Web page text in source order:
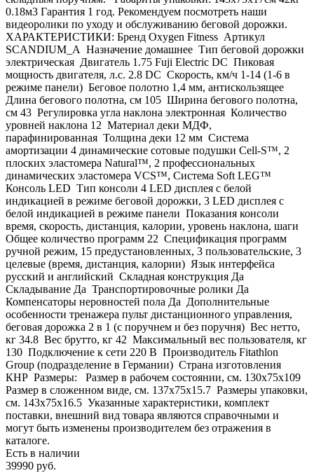
0.18м3 Гарантия 1 год. Рекомендуем посмотреть наши
видеоролики по уходу и обслуживанию беговой дорожки.
ХАРАКТЕРИСТИКИ: Бренд Oxygen Fitness Артикул
SCANDIUM_A Назначение домашнее Тип беговой дорожки
электрическая Двигатель 1.75 Fuji Electric DC Пиковая
мощность двигателя, л.с. 2.8 DC Скорость, км/ч 1-14 (1-6 в
режиме панели) Беговое полотно 1,4 мм, антискользящее
Длина бегового полотна, см 105 Ширина бегового полотна,
см 43 Регулировка угла наклона электронная Количество
уровней наклона 12 Материал деки МДФ,
парафинированная Толщина деки 12 мм Система
амортизации 4 динамические сотовые подушки Cell-S™, 2
плоских эластомера Natural™, 2 профессиональных
динамических эластомера VCS™, Система Soft LEG™
Консоль LED Тип консоли 4 LED дисплея с белой
индикацией в режиме беговой дорожки, 3 LED дисплея с
белой индикацией в режиме панели Показания консоли
время, скорость, дистанция, калории, уровень наклона, шаги
Общее количество программ 22 Спецификация программ
ручной режим, 15 предустановленных, 3 пользовательские, 3
целевые (время, дистанция, калории) Язык интерфейса
русский и английский Складная конструкция Да
Складывание Да Транспортировочные ролики Да
Компенсаторы неровностей пола Да Дополнительные
особенности тренажера пульт дистанционного управления,
беговая дорожка 2 в 1 (с поручнем и без поручня) Вес нетто,
кг 34.8 Вес брутто, кг 42 Максимальный вес пользователя, кг
130 Подключение к сети 220 В Производитель Fitathlon
Group (подразделение в Германии) Страна изготовления
КНР Размеры: Размер в рабочем состоянии, см. 130х75x109
Размер в сложенном виде, см. 137х75x15.7 Размеры упаковки,
см. 143х75x16.5 Указанные характеристики, комплект
поставки, внешний вид товара являются справочными и
могут быть изменены производителем без отражения в
каталоге.
Есть в наличии
39990 руб.